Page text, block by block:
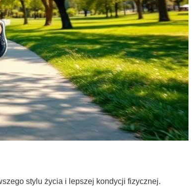
stylu życia i lepszej kondycji fizycznej.